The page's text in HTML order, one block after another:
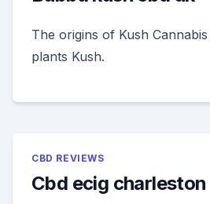
The origins of Kush
plants Kush.
CBD REVIEWS
Cbd ecig charleston